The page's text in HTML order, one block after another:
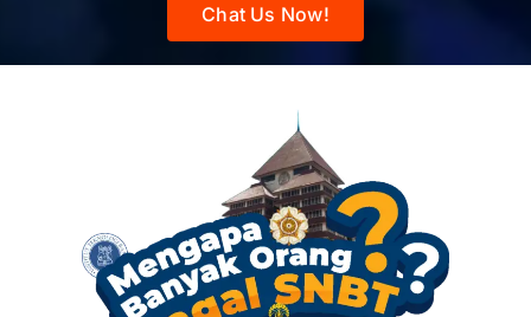
Chat Us Now!